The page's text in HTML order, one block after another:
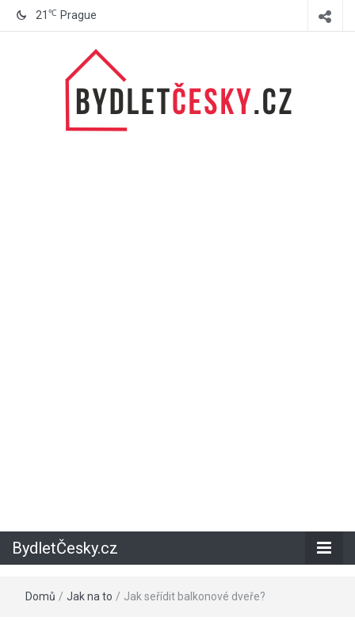
21 ℃ Prague
BydletČesky.cz
Domů / Jak na to / Jak seřídit balkonové dveře?